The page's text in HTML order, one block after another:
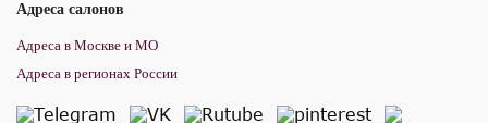
Адреса салонов
Адреса в Москве и МО
Адреса в регионах России